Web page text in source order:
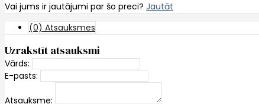
Vai jums ir jautājumi par šo preci? Jautāt
(0) Atsauksmes
Uzrakstīt atsauksmi
Vārds:
E-pasts:
Atsauksme: